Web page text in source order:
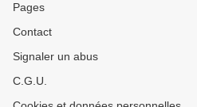
Pages
Contact
Signaler un abus
C.G.U.